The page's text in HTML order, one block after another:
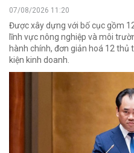
07/08/2026 11:20
Được xây dựng với bố cục gồm
lĩnh vực nông nghiệp và môi
hành chính, đơn giản hoá 12 thủ
kiện kinh doanh.